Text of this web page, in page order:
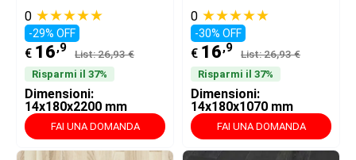
0 ★★★★★
-29% OFF
€ 16,9 List: 26,93 €
Risparmi il 37%
Dimensioni:
14x180x2200 mm
FAI UNA DOMANDA
0 ★★★★★
-30% OFF
€ 16,9 List: 26,93 €
Risparmi il 37%
Dimensioni:
14x180x1070 mm
FAI UNA DOMANDA